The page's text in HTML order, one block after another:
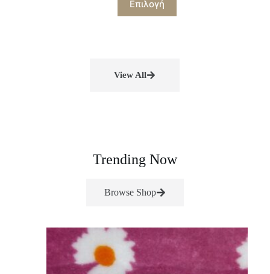
Επιλογή
View All
Trending Now
Browse Shop